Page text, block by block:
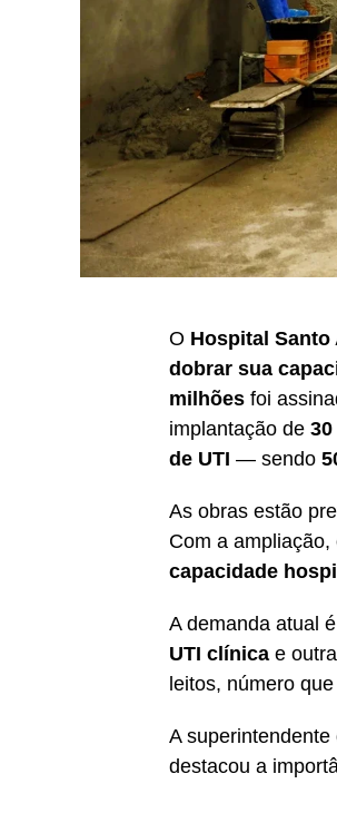
O Hospital Santo
dobrar sua
milhões foi
implantação de
de UTI — sendo
As obras estão
Com a
capacidade
A demanda atual
UTI clínica e
leitos, número
A superintendente
destacou a